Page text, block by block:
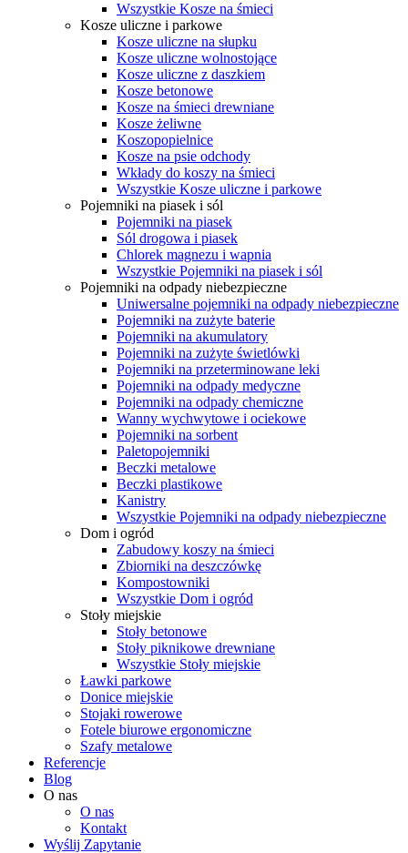
Wszystkie Kosze na śmieci
Kosze uliczne i parkowe
Kosze uliczne na słupku
Kosze uliczne wolnostojące
Kosze uliczne z daszkiem
Kosze betonowe
Kosze na śmieci drewniane
Kosze żeliwne
Koszopopielnice
Kosze na psie odchody
Wkłady do koszy na śmieci
Wszystkie Kosze uliczne i parkowe
Pojemniki na piasek i sól
Pojemniki na piasek
Sól drogowa i piasek
Chlorek magnezu i wapnia
Wszystkie Pojemniki na piasek i sól
Pojemniki na odpady niebezpieczne
Uniwersalne pojemniki na odpady niebezpieczne
Pojemniki na zużyte baterie
Pojemniki na akumulatory
Pojemniki na zużyte świetlówki
Pojemniki na przeterminowane leki
Pojemniki na odpady medyczne
Pojemniki na odpady chemiczne
Wanny wychwytowe i ociekowe
Pojemniki na sorbent
Paletopojemniki
Beczki metalowe
Beczki plastikowe
Kanistry
Wszystkie Pojemniki na odpady niebezpieczne
Dom i ogród
Zabudowy koszy na śmieci
Zbiorniki na deszczówkę
Kompostowniki
Wszystkie Dom i ogród
Stoły miejskie
Stoły betonowe
Stoły piknikowe drewniane
Wszystkie Stoły miejskie
Ławki parkowe
Donice miejskie
Stojaki rowerowe
Fotele biurowe ergonomiczne
Szafy metalowe
Referencje
Blog
O nas
O nas
Kontakt
Wyślij Zapytanie